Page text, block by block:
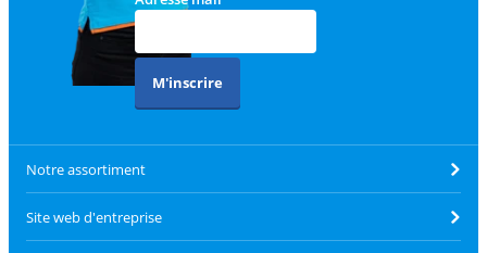
M'inscrire
Notre assortiment
Site web d'entreprise